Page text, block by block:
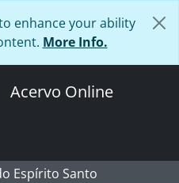
enhance your ability
More Info.
Acervo Online
Espírito Santo